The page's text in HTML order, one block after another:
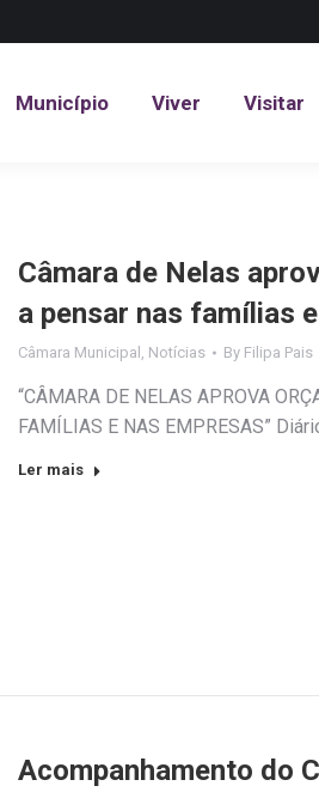
Município Viver Visitar
Câmara de Nelas
a pensar nas famílias
Câmara Municipal , Notícias By Filipa Pais
“CÂMARA DE NELAS APROVA
FAMÍLIAS E NAS EMPRESAS”
Ler mais
Acompanhamento do
Município Viver Visitar